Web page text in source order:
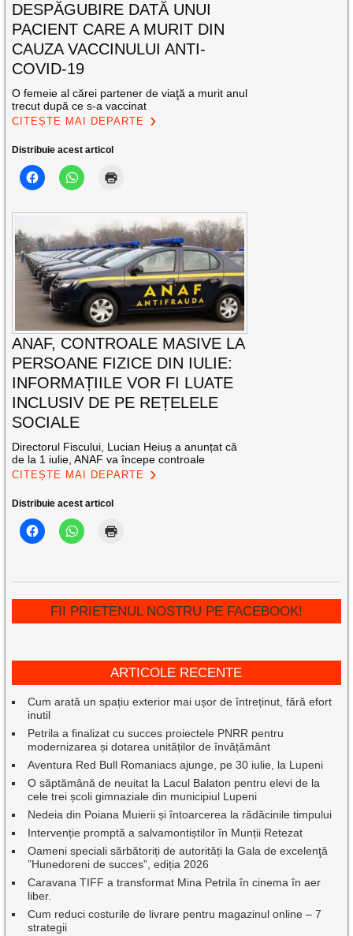
DESPĂGUBIRE DATĂ UNUI
PACIENT CARE A MURIT DIN
CAUZA VACCINULUI ANTI-
COVID-19
O femeie al cărei partener de viaţă a murit anul
trecut după ce s-a vaccinat
CITEȘTE MAI DEPARTE
Distribuie acest articol
ANAF, CONTROALE MASIVE LA
PERSOANE FIZICE DIN IULIE:
INFORMAȚIILE VOR FI LUATE
INCLUSIV DE PE REȚELELE
SOCIALE
Directorul Fiscului, Lucian Heiuș a anunțat că
de la 1 iulie, ANAF va începe controale
CITEȘTE MAI DEPARTE
Distribuie acest articol
FII PRIETENUL NOSTRU PE FACEBOOK!
ARTICOLE RECENTE
Cum arată un spațiu exterior mai ușor de întreținut, fără efort
inutil
Petrila a finalizat cu succes proiectele PNRR pentru
modernizarea și dotarea unităților de învățământ
Aventura Red Bull Romaniacs ajunge, pe 30 iulie, la Lupeni
O săptămână de neuitat la Lacul Balaton pentru elevi de la
cele trei școli gimnaziale din municipiul Lupeni
Nedeia din Poiana Muierii și întoarcerea la rădăcinile timpului
Intervenție promptă a salvamontiștilor în Munții Retezat
Oameni speciali sărbătoriți de autorități la Gala de excelenţă
”Hunedoreni de succes”, ediția 2026
Caravana TIFF a transformat Mina Petrila în cinema în aer
liber.
Cum reduci costurile de livrare pentru magazinul online – 7
strategii